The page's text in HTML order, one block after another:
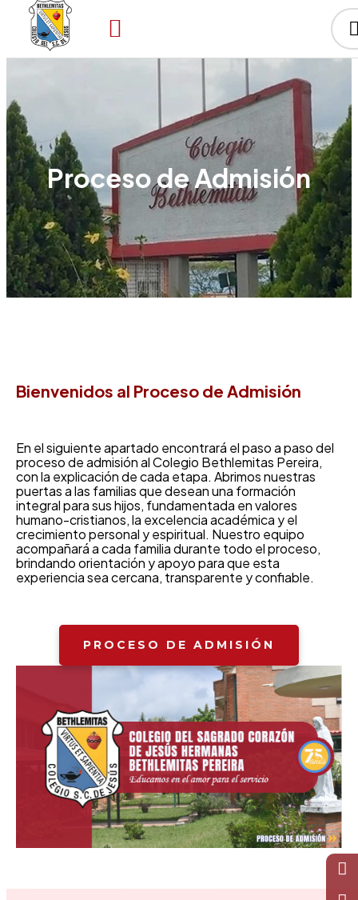
Proceso de Admisión
Bienvenidos al Proceso de Admisión
En el siguiente apartado encontrará el paso a paso del
proceso de admisión al Colegio Bethlemitas Pereira,
con la explicación de cada etapa. Abrimos nuestras
puertas a las familias que desean una formación
integral para sus hijos, fundamentada en valores
humano-cristianos, la excelencia académica y el
crecimiento personal y espiritual. Nuestro equipo
acompañará a cada familia durante todo el proceso,
brindando orientación y apoyo para que esta
experiencia sea cercana, transparente y confiable.
PROCESO DE ADMISIÓN